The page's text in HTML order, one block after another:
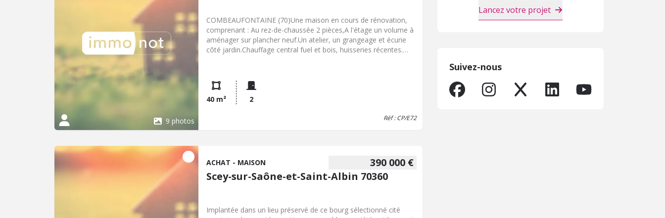
9 photos
COMBEAUFONTAINE (70)Une maison en cours de rénovation,
comprenant : Au rez-de-chaussée 2 pièces,A l'étage un volume à
aménager sur plancher neuf.Un atelier, un grangeage et écurie
côté jardin.Chauffage central fuel et bois, huisseries récentes.
CP/E72,Coordonnées négociatrice : CarinePERRIER, Email :
carine.perrier.70045@notaires.fr
40 m²
2
Réf : CP/E72
390 000 €
ACHAT - MAISON
Scey-sur-Saône-et-Saint-Albin 70360
Implantée dans un lieu préservé de ce bourg sélectionné cité
Lancez votre projet
Suivez-nous